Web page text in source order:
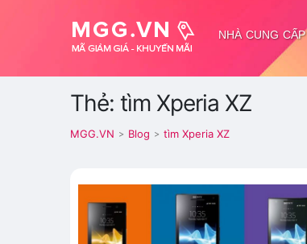
NHÀ CUNG CẤP
Thẻ: tìm Xperia XZ
MGG.VN > Blog > tìm Xperia XZ